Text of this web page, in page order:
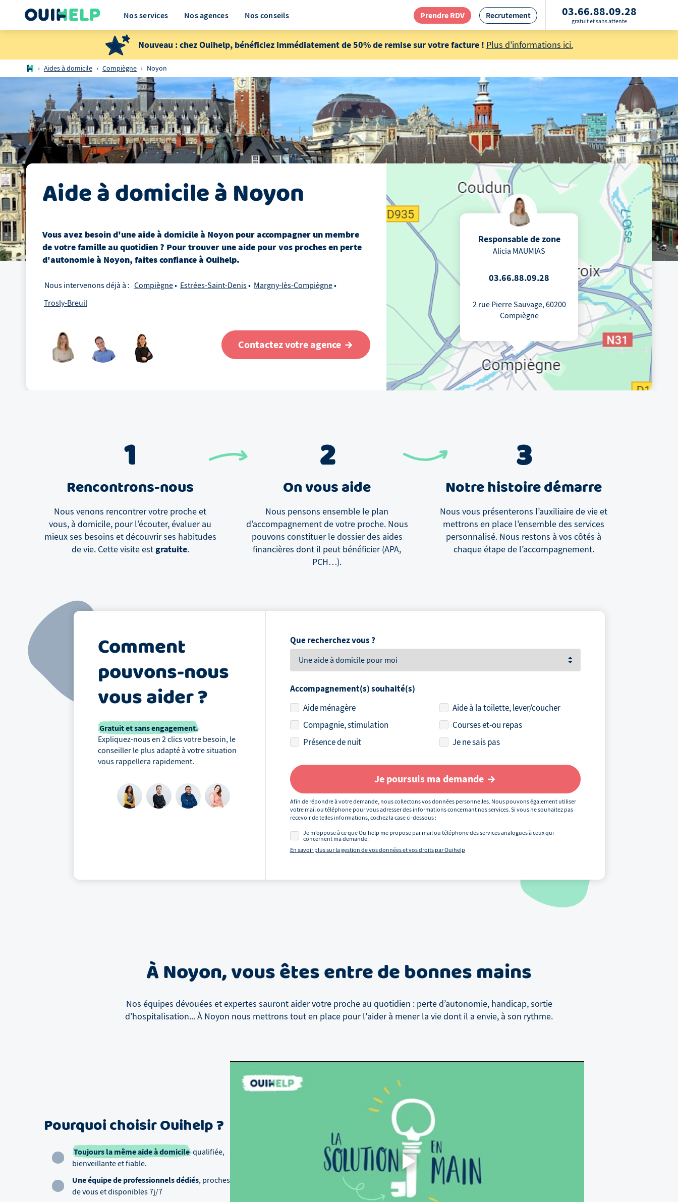
Nos services Nos agences Nos conseils Prendre RDV Recrutement 03.66.88.09.28
gratuit et sans attente
Nouveau : chez Ouihelp, bénéficiez immédiatement de 50% de remise sur votre facture ! Plus d'informations ici.
› Aides à domicile › Compiègne › Noyon
Aide à domicileà Noyon
Vous avez besoin d'une aide à domicileà Noyon pour accompagner un membre
de votre famille au quotidien ? Pour trouver une aide pour vos proches en perte
d'autonomieà Noyon, faites confiance à Ouihelp.
Nous intervenons déjà à : Compiègne Estrées-Saint-Denis
Margny-lès-Compiègne
Trosly-Breuil
Contactez votre agence
Responsable de zone
Alicia MAUMIAS
03.66.88.09.28
2 rue Pierre Sauvage, 60200
Compiègne
1
Rencontrons-nous
Nous venons rencontrer votre proche et
vous, à domicile, pour l’écouter, évaluer au
mieux ses besoins et découvrir ses habitudes
de vie. Cette visite estgratuite.
2
On vous aide
Nous pensons ensemble le plan
d’accompagnement de votre proche. Nous
pouvons constituer le dossier des aides
financières dont il peut bénéficier (APA,
PCH…).
3
Notre histoire démarre
Nous vous présenterons l’auxiliaire de vie et
mettrons en place l'ensemble des services
personnalisé. Nous restons à vos côtés à
chaque étape de l’accompagnement.
Comment
pouvons-nous
vous aider ?
Gratuit et sans engagement.
Expliquez-nous en 2 clics votre besoin, le
conseiller le plus adapté à votre situation
vous rappellera rapidement.
Que recherchez vous ?
Accompagnement(s) souhaité(s)
Aide ménagère
Aide à la toilette, lever/coucher
Compagnie, stimulation
Courses et-ou repas
Présence de nuit
Je ne sais pas
Je poursuis ma demande
Afin de répondre à votre demande, nous collectons vos données personnelles. Nous pouvons également utiliser
votre mail ou téléphone pour vous adresser des informations concernant nos services. Si vous ne souhaitez pas
recevoir de telles informations, cochez la case ci-dessous :
Je m’oppose à ce que Ouihelp me propose par mail ou téléphone des services analogues à ceux qui
concernent ma demande.
En savoir plus sur la gestion de vos données et vos droits par Ouihelp
ÀNoyon, vous êtes entre de bonnes mains
Nos équipes dévouées et expertes sauront aider votre proche au quotidien : perte d’autonomie, handicap, sortie
d’hospitalisation...À Noyon nous mettrons tout en place pour l'aider à mener la vie dont il a envie, à son rythme.
Pourquoi choisir Ouihelp ?
Toujours la même aide à domicilequalifiée,
bienveillante et fiable.
Une équipe de professionnels dédiés, proches
de vous et disponibles 7j/7